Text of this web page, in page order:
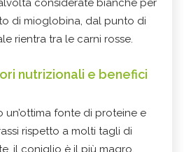
considerate bianche per
di mioglobina, dal punto di
rientra tra le carni rosse.
nutrizionali e benefici
un’ottima fonte di proteine e
rispetto a molti tagli di
il coniglio è il più magro,